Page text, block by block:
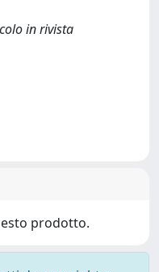
in rivista
prodotto.